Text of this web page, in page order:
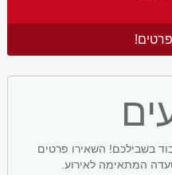
בשבילכם! השאירו פרטים
המתאימה לאירוע.